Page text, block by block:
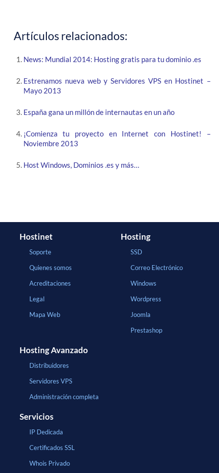
Artículos relacionados:
News: Mundial 2014: Hosting gratis para tu dominio .es
Estrenamos nueva web y Servidores VPS en Hostinet –
Mayo 2013
España gana un millón de internautas en un año
¡Comienza tu proyecto en Internet con Hostinet! –
Noviembre 2013
Host Windows, Dominios .es y más…
Hostinet
Soporte
Quienes somos
Acreditaciones
Legal
Mapa Web
Hosting
SSD
Correo Electrónico
Windows
Wordpress
Joomla
Prestashop
Hosting Avanzado
Distribuidores
Servidores VPS
Administración completa
Servicios
IP Dedicada
Certificados SSL
Whois Privado